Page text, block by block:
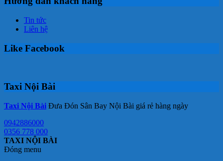
Tin tức
Liên hệ
Like Facebook
Taxi Nội Bài
Taxi Nội Bài Đưa Đón Sân Bay Nội Bài giá rẻ hàng ngày
0942886000
0356 778 000
TAXI NỘI BÀI
Đóng menu